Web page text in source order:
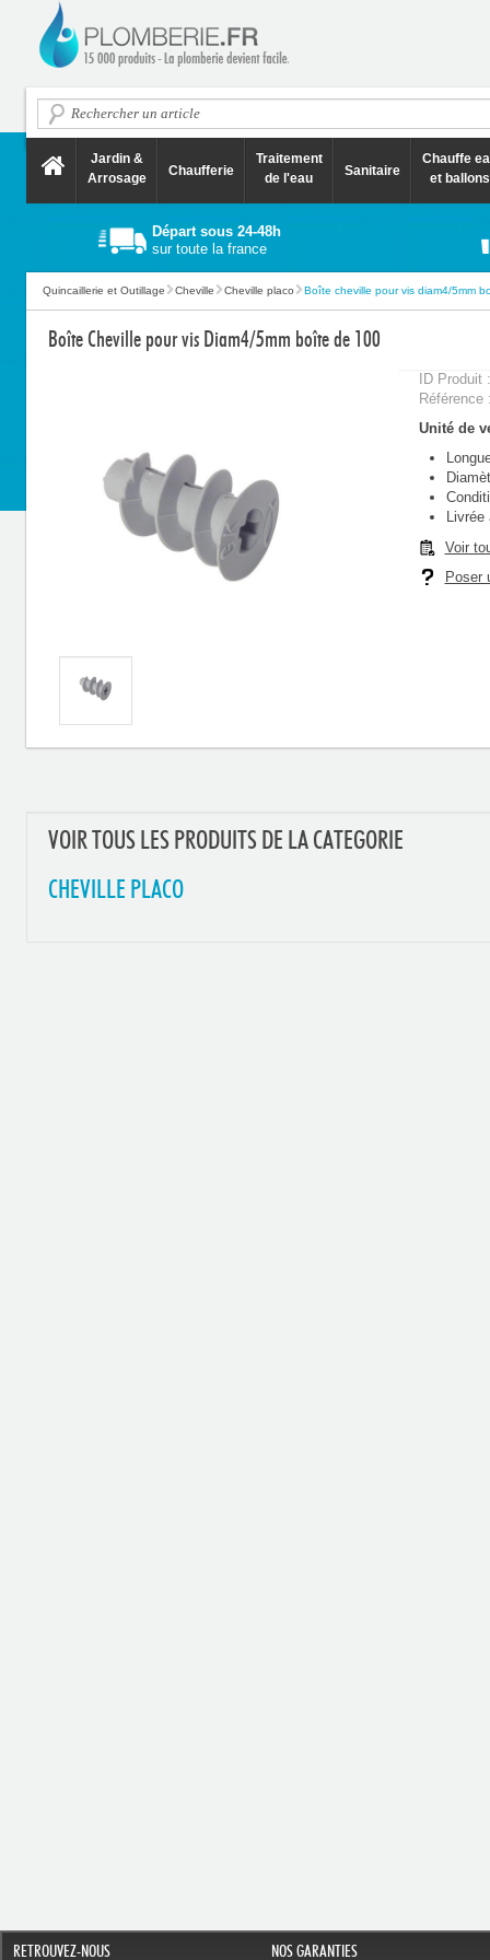
Jardin &
Arrosage
Chaufferie
Traitement
de l'eau
Sanitaire
Chauffe
et ballons
Départ sous 24-48h
sur toute la france
Quincaillerie et Outillage Cheville Cheville placo Boîte cheville pour vis diam4/5mm
Boîte Cheville pour vis Diam4/5mm boîte de 100
ID Produit
Unité de
Livrée
Voir
Poser
VOIR TOUS LES PRODUITS DE LA CATEGORIE
CHEVILLE PLACO
RETROUVEZ-NOUS NOS GARANTIES